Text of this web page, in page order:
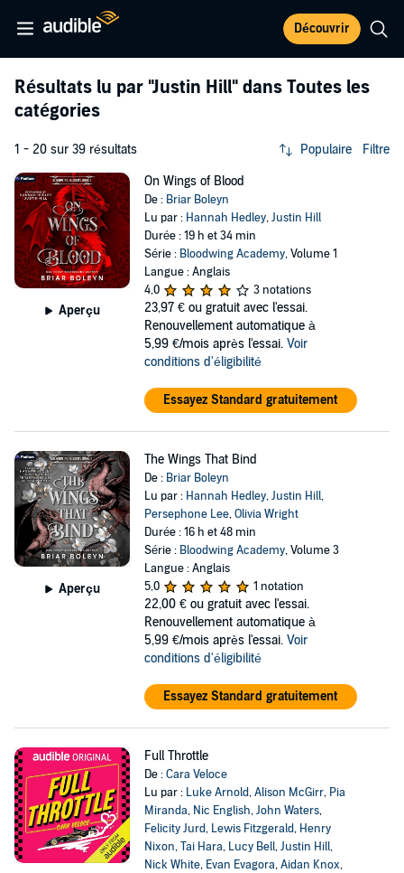
Découvrir
Résultats lu par "Justin Hill" dans Toutes les
catégories
1 - 20 sur 39 résultats Populaire Filtre
Aperçu
On Wings of Blood
De : Briar Boleyn
Lu par : Hannah Hedley,Justin Hill
Durée : 19 h et 34 min
Série : Bloodwing Academy, Volume 1
Langue : Anglais
4,0
3 notations
23,97 € ou gratuit avec l'essai.
Renouvellement automatique à
5,99 €/mois après l'essai. Voir
conditions d'éligibilité
Essayez Standard gratuitement
Aperçu
The Wings That Bind
De : Briar Boleyn
Lu par : Hannah Hedley,Justin Hill,
Persephone Lee,Olivia Wright
Durée : 16 h et 48 min
Série : Bloodwing Academy, Volume 3
Langue : Anglais
5,0
1 notation
22,00 € ou gratuit avec l'essai.
Renouvellement automatique à
5,99 €/mois après l'essai. Voir
conditions d'éligibilité
Essayez Standard gratuitement
Full Throttle
De :Cara Veloce
Lu par : Luke Arnold,Alison McGirr, Pia
Miranda, Nic English,John Waters,
Felicity Jurd, Lewis Fitzgerald, Henry
Nixon,Tai Hara, Lucy Bell,Justin Hill,
Nick White, Evan Evagora,Aidan Knox,